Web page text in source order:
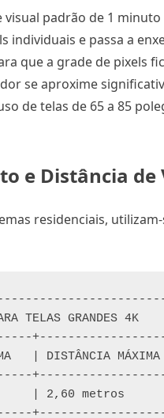
padrão de 1
individuais e passa a
que a grade de pixels
se aproxime
de telas de 65 a 85
e Distância de
residenciais,
TELAS GRANDES
| DISTÂNCIA
| 2,60 metros